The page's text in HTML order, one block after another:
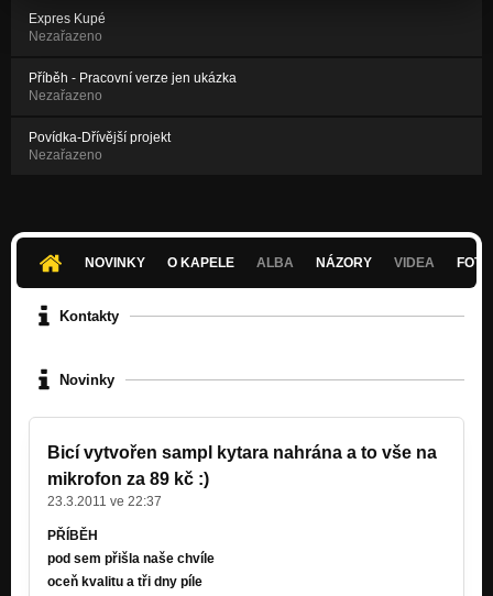
Expres Kupé
Nezařazeno
Příběh - Pracovní verze jen ukázka
Nezařazeno
Povídka-Dřívější projekt
Nezařazeno
NOVINKY O KAPELE ALBA NÁZORY VIDEA
Kontakty
Novinky
Bicí vytvořen sampl kytara nahrána a to vše na
mikrofon za 89 kč :)
23.3.2011 ve 22:37
PŘÍBĚH
pod sem přišla naše chvíle
oceň kvalitu a tři dny píle